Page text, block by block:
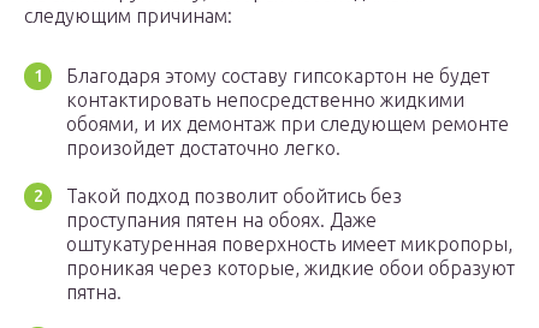
следующим причинам:
Благодаря этому составу гипсокартон не будет
контактировать непосредственно жидкими
обоями, и их демонтаж при следующем ремонте
произойдет достаточно легко.
Такой подход позволит обойтись без
проступания пятен на обоях. Даже
оштукатуренная поверхность имеет микропоры,
проникая через которые, жидкие обои образуют
пятна.